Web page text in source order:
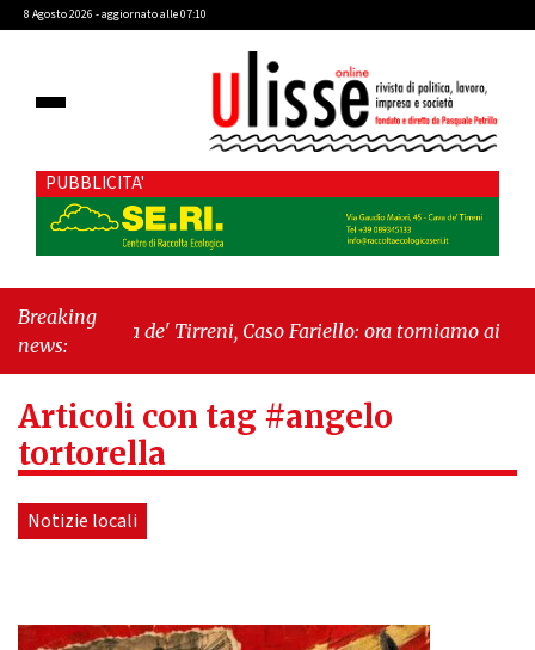
8 Agosto 2026 - aggiornato alle 07:10
PUBBLICITA'
Breaking
news:
"Cava de' Tirreni, Caso Fariello: ora torniamo ai
problemi veri"
Articoli con tag #angelo
tortorella
Notizie locali